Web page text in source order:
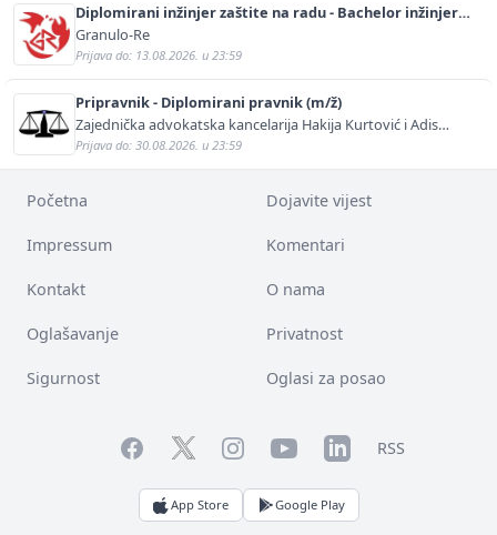
Diplomirani inžinjer zaštite na radu - Bachelor inžinjer
sigurnosti i pomoći (m/ž)
Granulo-Re
Prijava do: 13.08.2026. u 23:59
Pripravnik - Diplomirani pravnik (m/ž)
Zajednička advokatska kancelarija Hakija Kurtović i Adis
Kurtović
Prijava do: 30.08.2026. u 23:59
Početna Dojavite vijest
Impressum Komentari
Kontakt O nama
Oglašavanje Privatnost
Sigurnost Oglasi za posao
FacebookTwitterInstagramYouTubeLinkedInRSS
App Store Google Play